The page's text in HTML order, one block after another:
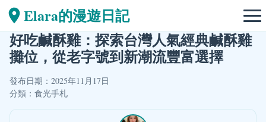
Elara的漫遊日記
好吃鹹酥雞：探索台灣人氣經典鹹酥雞
攤位，從老字號到新潮流豐富選擇
發布日期：2025年11月17日
分類： 食光手札